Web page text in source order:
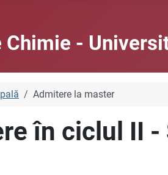
Chimie -
Admitere la master
în ciclul II